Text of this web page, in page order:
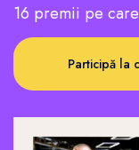
16 premii pe
Participă la